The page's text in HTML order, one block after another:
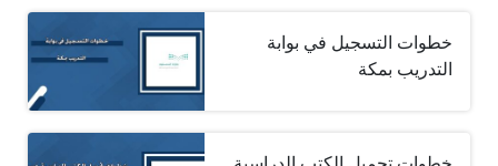
خطوات التسجيل في بوابة
التدريب بمكة